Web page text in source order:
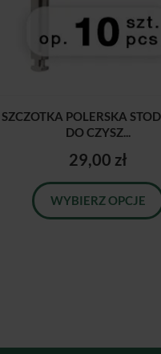
SZCZOTKA POLERSKA
DO CZYSZ...
29,00 zł
WYBIERZ OPCJE